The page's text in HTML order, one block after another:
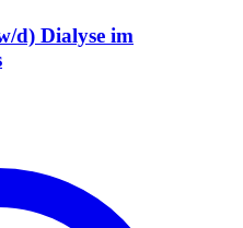
d) Dialyse im